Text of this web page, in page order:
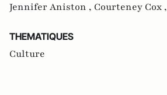
Jennifer Aniston , Courteney Cox ,
THEMATIQUES
Culture